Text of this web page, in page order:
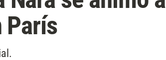
París